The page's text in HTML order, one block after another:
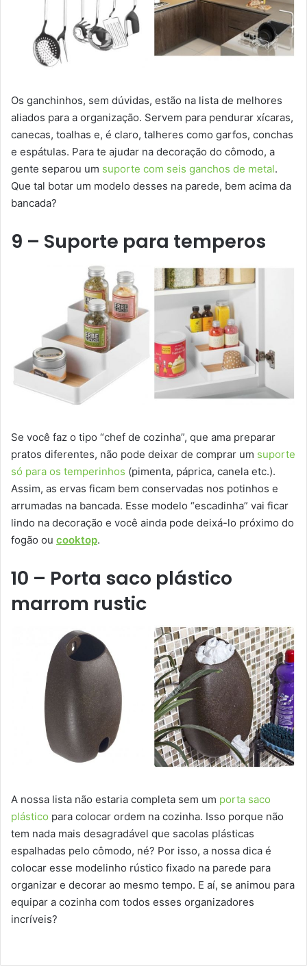
Os ganchinhos, sem dúvidas, estão na lista de melhores
aliados para a organização. Servem para pendurar xícaras,
canecas, toalhas e, é claro, talheres como garfos, conchas
e espátulas. Para te ajudar na decoração do cômodo, a
gente separou um suporte com seis ganchos de metal.
Que tal botar um modelo desses na parede, bem acima da
bancada?
9 – Suporte para temperos
Se você faz o tipo “chef de cozinha”, que ama preparar
pratos diferentes, não pode deixar de comprar um suporte
só para os temperinhos (pimenta, páprica, canela etc.).
Assim, as ervas ficam bem conservadas nos potinhos e
arrumadas na bancada. Esse modelo “escadinha” vai ficar
lindo na decoração e você ainda pode deixá-lo próximo do
fogão ou cooktop.
10 – Porta saco plástico
marrom rustic
A nossa lista não estaria completa sem um porta saco
plástico para colocar ordem na cozinha. Isso porque não
tem nada mais desagradável que sacolas plásticas
espalhadas pelo cômodo, né? Por isso, a nossa dica é
colocar esse modelinho rústico fixado na parede para
organizar e decorar ao mesmo tempo. E aí, se animou para
equipar a cozinha com todos esses organizadores
incríveis?